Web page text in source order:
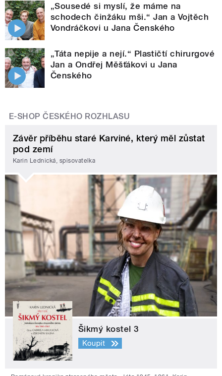
„Sousedé si myslí, že máme na
schodech činžáku mši.“ Jan a Vojtěch
Vondráčkovi u Jana Čenského
„Táta nepije a nejí.“ Plastičtí chirurgové
Jan a Ondřej Měšťákovi u Jana
Čenského
E-SHOP ČESKÉHO ROZHLASU
Závěr příběhu staré Karviné, který měl zůstat
pod zemí
Karin Lednická, spisovatelka
Šikmý kostel 3
Koupit